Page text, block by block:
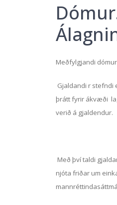
Meðfylgjandi
Gjaldandi r stefndi
þrátt fyrir ákvæði
verið á gjaldendur.
Með því taldi
njóta friðar um